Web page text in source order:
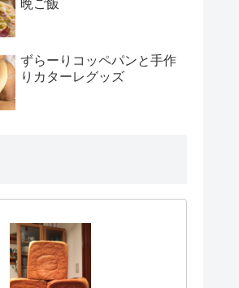
晩ご飯
ずらーりコッペパンと手作
りカターレグッズ